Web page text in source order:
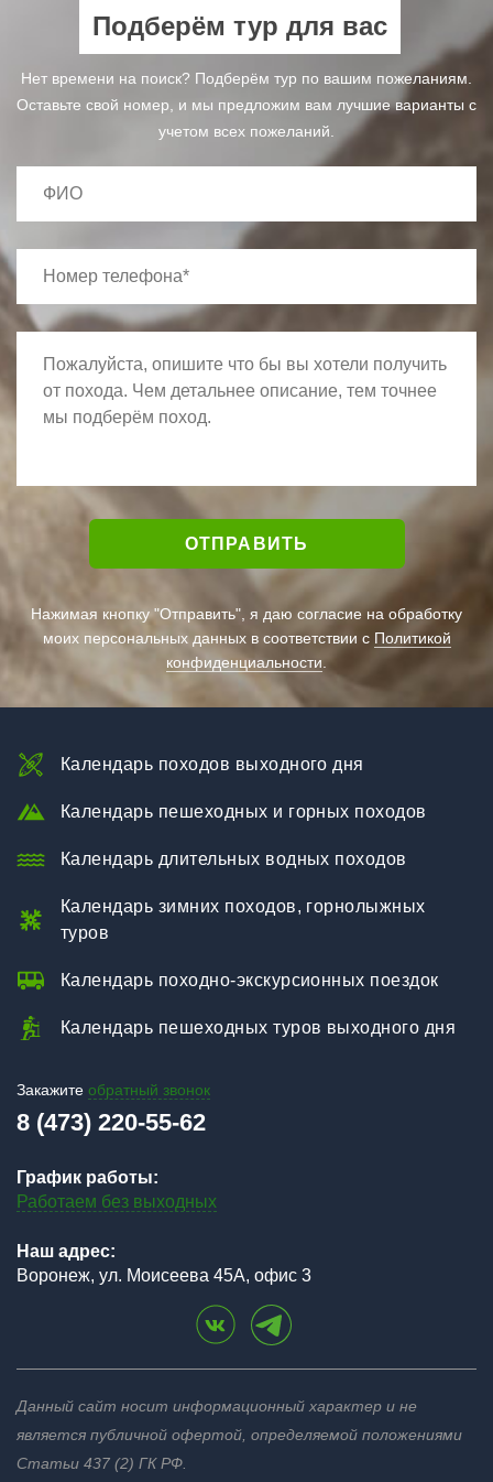
Подберём тур для вас
Нет времени на поиск? Подберём тур по вашим пожеланиям.
Оставьте свой номер, и мы предложим вам лучшие варианты с
учетом всех пожеланий.
Нажимая кнопку "Отправить", я даю согласие на обработку
моих персональных данных в соответствии с Политикой
конфиденциальности.
Календарь походов выходного дня
Календарь пешеходных и горных походов
Календарь длительных водных походов
Календарь зимних походов, горнолыжных
туров
Календарь походно-экскурсионных поездок
Календарь пешеходных туров выходного дня
Закажите обратный звонок
8 (473) 220-55-62
График работы:
Работаем без выходных
Наш адрес:
Воронеж, ул. Моисеева 45А, офис 3
Данный сайт носит информационный характер и не
является публичной офертой, определяемой положениями
Статьи 437 (2) ГК РФ.